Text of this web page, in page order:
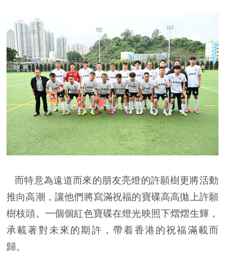
而特意為遠道而來的朋友亮燈的許願樹更將活動
推向高潮，讓他們將寫滿祝福的寶碟高高拋上許願
樹枝頭。一個個紅色寶碟在燈光映照下熠熠生輝，
承載著對未來的期許，帶着香港的祝福滿載而
歸。